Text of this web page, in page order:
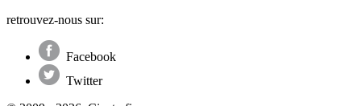
retrouvez-nous sur:
Facebook
Twitter